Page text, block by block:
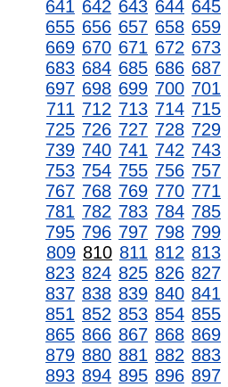
641 642 643 644 645
655 656 657 658 659
669 670 671 672 673
683 684 685 686 687
697 698 699 700 701
711 712 713 714 715
725 726 727 728 729
739 740 741 742 743
753 754 755 756 757
767 768 769 770 771
781 782 783 784 785
795 796 797 798 799
809 810 811 812 813
823 824 825 826 827
837 838 839 840 841
851 852 853 854 855
865 866 867 868 869
879 880 881 882 883
893 894 895 896 897